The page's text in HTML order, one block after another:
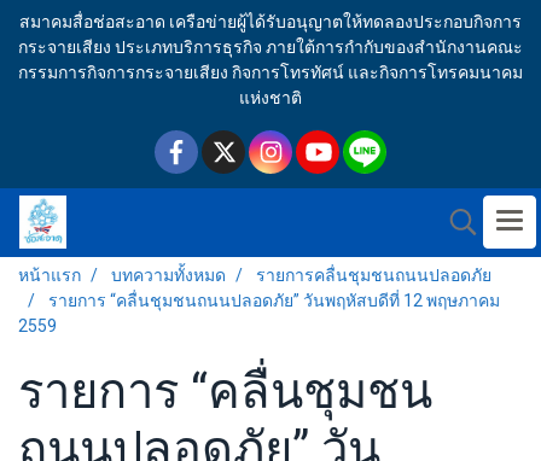
สมาคมสื่อช่อสะอาด เครือข่ายผู้ได้รับอนุญาตให้ทดลองประกอบกิจการ
กระจายเสียง ประเภทบริการธุรกิจ ภายใต้การกำกับของสำนักงานคณะ
กรรมการกิจการกระจายเสียง กิจการโทรทัศน์ และกิจการโทรคมนาคม
แห่งชาติ
หน้าแรก บทความทั้งหมด
รายการคลื่นชุมชนถนนปลอดภัย
รายการ “คลื่นชุมชนถนนปลอดภัย” วันพฤหัสบดีที่ 12 พฤษภาคม
2559
รายการ “คลื่นชุมชน
ถนนปลอดภัย” วัน